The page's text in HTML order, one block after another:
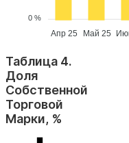
0 %
Апр 25 Май 25
Таблица 4.
Доля
Собственной
Торговой
Марки, %